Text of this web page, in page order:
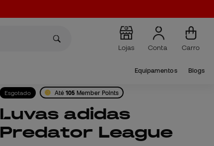
Lojas Conta Carro
Equipamentos Blogs
Esgotado Até 105 Member Points
Luvas adidas
Predator League